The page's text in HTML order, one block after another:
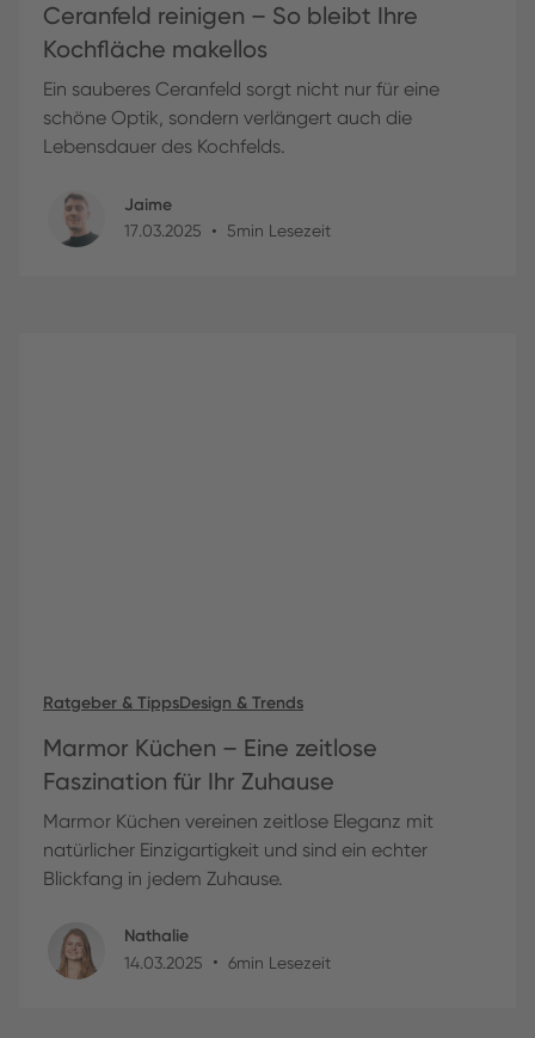
Ceranfeld reinigen – So bleibt Ihre
Kochfläche makellos
Ein sauberes Ceranfeld sorgt nicht nur für eine
schöne Optik, sondern verlängert auch die
Lebensdauer des Kochfelds.
Jaime
17 03 2025 • 5min Lesezeit
Ratgeber & TippsDesign & Trends
Marmor Küchen – Eine zeitlose
Faszination für Ihr Zuhause
Marmor Küchen vereinen zeitlose Eleganz mit
natürlicher Einzigartigkeit und sind ein echter
Blickfang in jedem Zuhause.
Nathalie
14 03 2025 • 6min Lesezeit